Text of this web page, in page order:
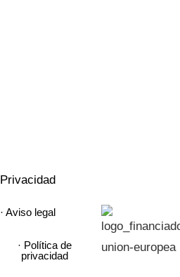
Privacidad
· Aviso legal
· Política de
privacidad